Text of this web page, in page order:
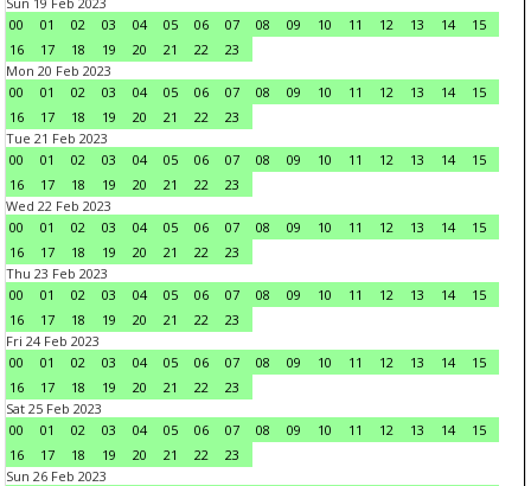
00
01 02 03 04 05 06 07 08 09 10 11 12 13 14
15
16
17 18 19 20 21 22
23
Mon 20 Feb 2023
00
01 02 03 04 05 06 07 08 09 10 11 12 13 14
15
16
17 18 19 20 21 22
23
Tue 21 Feb 2023
00
01 02 03 04 05 06 07 08 09 10 11 12 13 14
15
16
17 18 19 20 21 22
23
Wed 22 Feb 2023
00
01 02 03 04 05 06 07 08 09 10 11 12 13 14
15
16
17 18 19 20 21 22
23
Thu 23 Feb 2023
00
01 02 03 04 05 06 07 08 09 10 11 12 13 14
15
16
17 18 19 20 21 22
23
Fri 24 Feb 2023
00
01 02 03 04 05 06 07 08 09 10 11 12 13 14
15
16
17 18 19 20 21 22
23
Sat 25 Feb 2023
00
01 02 03 04 05 06 07 08 09 10 11 12 13 14
15
16
17 18 19 20 21 22
23
Sun 26 Feb 2023